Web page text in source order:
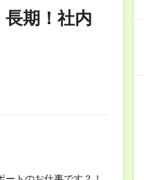
期！社内